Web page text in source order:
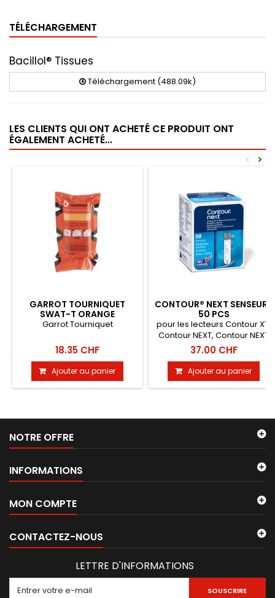
TÉLÉCHARGEMENT
Bacillol® Tissues
Téléchargement (488.09k)
LES CLIENTS QUI ONT ACHETÉ CE PRODUIT ONT
ÉGALEMENT ACHETÉ...
>
<
GARROT TOURNIQUET
SWAT-T ORANGE
Garrot Tourniquet
18.35 CHF
Ajouter au panier
CONTOUR® NEXT SENSEURS
50 PCS
pour les lecteurs Contour XT,
Contour NEXT, Contour NEXT
USB, Contour NEXT...
37.00 CHF
Ajouter au panier
NOTRE OFFRE
INFORMATIONS
MON COMPTE
CONTACTEZ-NOUS
LETTRE D'INFORMATIONS
SOUSCRIRE